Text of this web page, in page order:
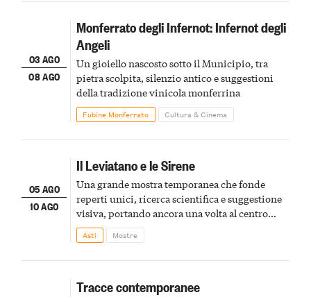
03 AGO
08 AGO
Monferrato degli Infernot: Infernot degli
Angeli
Un gioiello nascosto sotto il Municipio, tra
pietra scolpita, silenzio antico e suggestioni
della tradizione vinicola monferrina
Fubine Monferrato Cultura & Cinema
05 AGO
10 AGO
Il Leviatano e le Sirene
Una grande mostra temporanea che fonde
reperti unici, ricerca scientifica e suggestione
visiva, portando ancora una volta al centro
della scena le meraviglie del passato astigiano
Asti Mostre
Tracce contemporanee